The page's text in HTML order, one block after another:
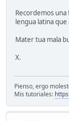
Recordemos
lengua latina
Mater tua mala
X.
Pienso, ergo
Mis tutoriales: